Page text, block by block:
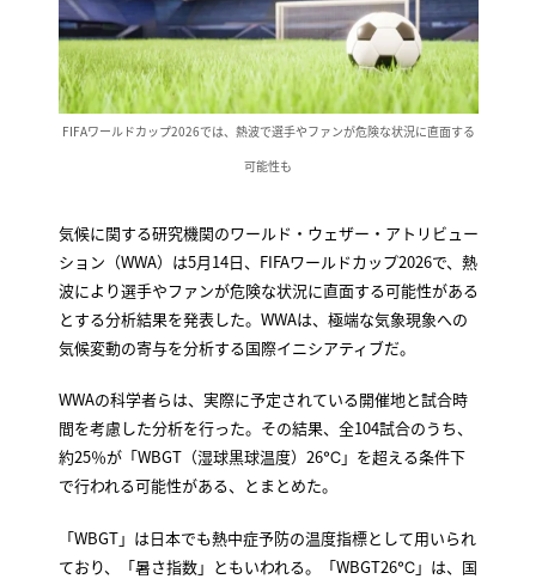
FIFAワールドカップ2026では、熱波で選手やファンが危険な状況に直面する
可能性も
気候に関する研究機関のワールド・ウェザー・アトリビュー
ション（WWA）は5月14日、FIFAワールドカップ2026で、熱
波により選手やファンが危険な状況に直面する可能性がある
とする分析結果を発表した。WWAは、極端な気象現象への
気候変動の寄与を分析する国際イニシアティブだ。
WWAの科学者らは、実際に予定されている開催地と試合時
間を考慮した分析を行った。その結果、全104試合のうち、
約25％が「WBGT（湿球黒球温度）26℃」を超える条件下
で行われる可能性がある、とまとめた。
「WBGT」は日本でも熱中症予防の温度指標として用いられ
ており、「暑さ指数」ともいわれる。「WBGT26℃」は、国